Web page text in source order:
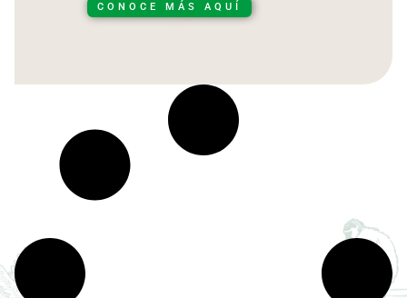
CONOCE MÁS AQUÍ